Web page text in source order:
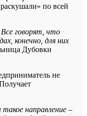
по всей
говорят, что
конечно, для них
Дубовки
не
такое направление –